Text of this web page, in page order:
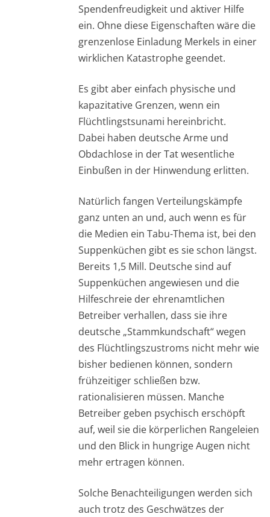
Spendenfreudigkeit und aktiver Hilfe
ein. Ohne diese Eigenschaften wäre die
grenzenlose Einladung Merkels in einer
wirklichen Katastrophe geendet.
Es gibt aber einfach physische und
kapazitative Grenzen, wenn ein
Flüchtlingstsunami hereinbricht.
Dabei haben deutsche Arme und
Obdachlose in der Tat wesentliche
Einbußen in der Hinwendung erlitten.
Natürlich fangen Verteilungskämpfe
ganz unten an und, auch wenn es für
die Medien ein Tabu-Thema ist, bei den
Suppenküchen gibt es sie schon längst.
Bereits 1,5 Mill. Deutsche sind auf
Suppenküchen angewiesen und die
Hilfeschreie der ehrenamtlichen
Betreiber verhallen, dass sie ihre
deutsche „Stammkundschaft“ wegen
des Flüchtlingszustroms nicht mehr wie
bisher bedienen können, sondern
frühzeitiger schließen bzw.
rationalisieren müssen. Manche
Betreiber geben psychisch erschöpft
auf, weil sie die körperlichen Rangeleien
und den Blick in hungrige Augen nicht
mehr ertragen können.
Solche Benachteiligungen werden sich
auch trotz des Geschwätzes der